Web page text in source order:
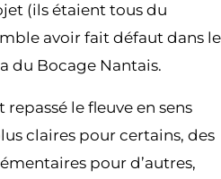
(ils étaient tous du
avoir fait défaut dans le
du Bocage Nantais.
repassé le fleuve en sens
claires pour certains, des
pour d’autres,